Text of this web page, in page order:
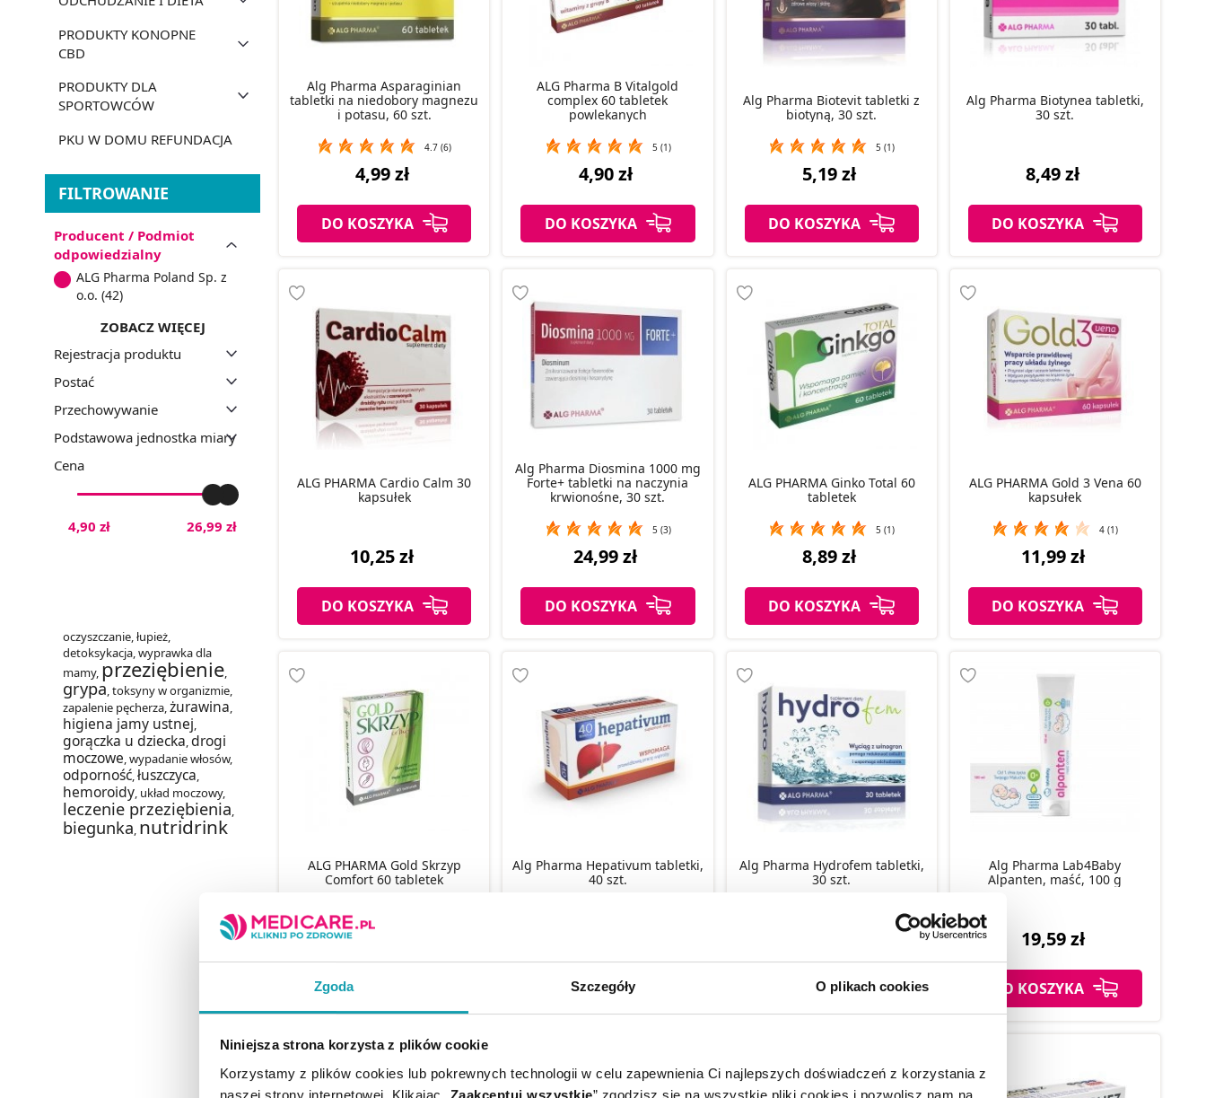
Zgoda Szczegóły O plikach cookies
Niniejsza strona korzysta z plików cookie
Korzystamy z plików cookies lub pokrewnych technologii w celu zapewnienia Ci najlepszych doświadczeń z korzystania z
naszej strony internetowej. Klikając „Zaakceptuj wszystkie” zgodzisz się na wszystkie pliki cookies i pozwolisz nam na
PRODUKTY KONOPNE
CBD
PRODUKTY DLA
SPORTOWCÓW
PKU W DOMU REFUNDACJA
FILTROWANIE
Producent / Podmiot
odpowiedzialny
ALG Pharma Poland Sp. z
o.o. (42)
ZOBACZ WIĘCEJ
Rejestracja produktu
Postać
Przechowywanie
Podstawowa jednostka miary
Cena
4,90 zł 26,99 zł
oczyszczanie,łupież,
detoksykacja,wyprawka dla
mamy,przeziębienie,
grypa,toksyny w organizmie,
zapalenie pęcherza,żurawina,
higiena jamy ustnej,
gorączka u dziecka,drogi
moczowe,wypadanie włosów,
odporność,łuszczyca,
hemoroidy, układ moczowy,
leczenie przeziębienia,
biegunka, nutridrink
Alg Pharma Asparaginian
tabletki na niedobory magnezu
i potasu, 60 szt.
4.7 (6)
4,99 zł
DO KOSZYKA
ALG Pharma B Vitalgold
complex 60 tabletek
powlekanych
5 (1)
4,90 zł
DO KOSZYKA
Alg Pharma Biotevit tabletki z
biotyną, 30 szt.
5 (1)
5,19 zł
DO KOSZYKA
Alg Pharma Biotynea tabletki,
30 szt.
8,49 zł
DO KOSZYKA
ALG PHARMA Cardio Calm 30
kapsułek
10,25 zł
DO KOSZYKA
Alg Pharma Diosmina 1000 mg
Forte+ tabletki na naczynia
krwionośne, 30 szt.
5 (3)
24,99 zł
DO KOSZYKA
ALG PHARMA Ginko Total 60
tabletek
5 (1)
8,89 zł
DO KOSZYKA
ALG PHARMA Gold 3 Vena 60
kapsułek
4 (1)
11,99 zł
DO KOSZYKA
ALG PHARMA Gold Skrzyp
Comfort 60 tabletek
DO KOSZYKA
Alg Pharma Hepativum tabletki,
40 szt.
DO KOSZYKA
Alg Pharma Hydrofem tabletki,
30 szt.
4.8 (4)
DO KOSZYKA
Alg Pharma Lab4Baby
Alpanten, maść, 100 g
19,59 zł
DO KOSZYKA